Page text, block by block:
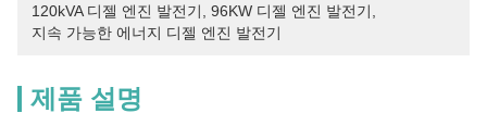
120kVA 디젤 엔진 발전기 96KW 디젤 엔진 발전기
지속 가능한 에너지 디젤 엔진 발전기
제품 설명